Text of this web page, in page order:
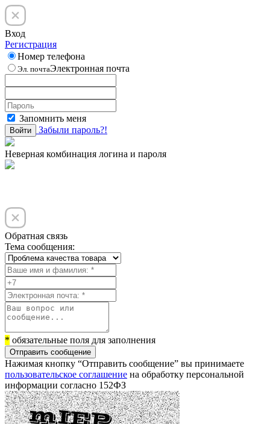
Вход
Регистрация
Номер телефона
Эл. почтаЭлектронная почта
Запомнить меня
Войти Забыли пароль?!
Неверная комбинация логина и пароля
Обратная связь
Тема сообщения:
* обязательные поля для заполнения
Отправить сообщение
Нажимая кнопку “Отправить сообщение” вы принимаете
пользовательское соглашение на обработку персональной
информации согласно 152ФЗ